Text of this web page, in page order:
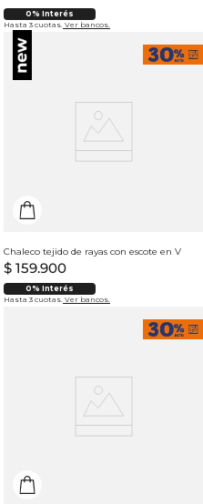
0% Interés
Hasta 3 cuotas. Ver bancos.
Chaleco tejido de rayas con escote en V
$ 159.900
0% Interés
Hasta 3 cuotas. Ver bancos.